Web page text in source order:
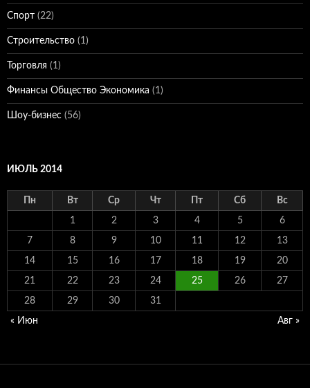
Спорт (22)
Строительство (1)
Торговля (1)
Финансы Общество Экономика (1)
Шоу-бизнес (56)
ИЮЛЬ 2014
Пн Вт Ср Чт Пт Сб Вс
1 2 3 4 5 6
7 8 9 10 11 12 13
14 15 16 17 18 19 20
21 22 23 24 25 26 27
28 29 30 31
« Июн Авг »